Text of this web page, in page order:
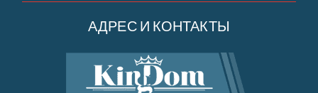
АДРЕС И КОНТАКТЫ